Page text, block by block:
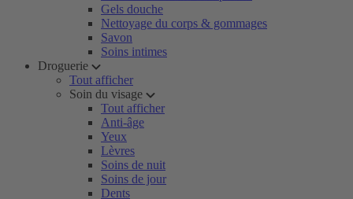
Gels douche
Nettoyage du corps & gommages
Savon
Soins intimes
Droguerie
Tout afficher
Soin du visage
Tout afficher
Anti-âge
Yeux
Lèvres
Soins de nuit
Soins de jour
Dents